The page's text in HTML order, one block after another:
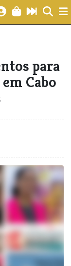
para
Cabo